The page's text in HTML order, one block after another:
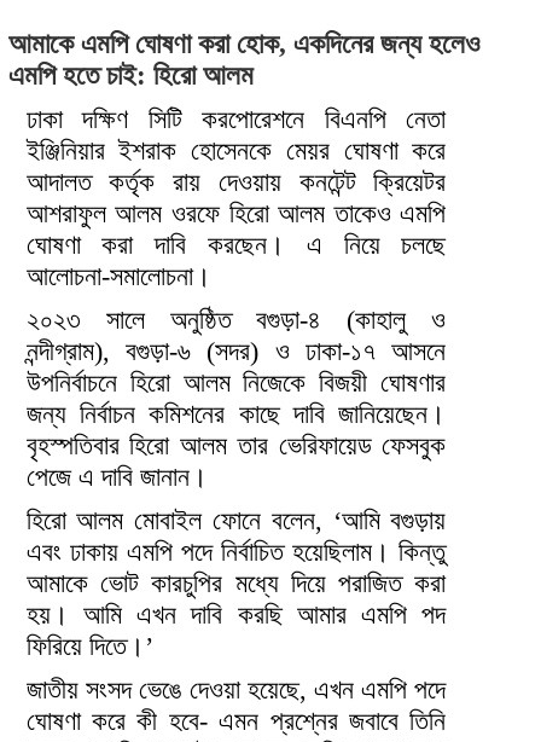
আমাকে এমপি ঘোষণা করা হোক, একদিনের জন্য হলেও
এমপি হতে চাই: হিরো আলম
ঢাকা দক্ষিণ সিটি করপোরেশনে বিএনপি নেতা
ইঞ্জিনিয়ার ইশরাক হোসেনকে মেয়র ঘোষণা করে
আদালত কর্তৃক রায় দেওয়ায় কনটেন্ট ক্রিয়েটর
আশরাফুল আলম ওরফে হিরো আলম তাকেও এমপি
ঘোষণা করা দাবি করছেন। এ নিয়ে চলছে
আলোচনা-সমালোচনা।
২০২৩ সালে অনুষ্ঠিত বগুড়া-৪ (কাহালু ও
নন্দীগ্রাম), বগুড়া-৬ (সদর) ও ঢাকা-১৭ আসনে
উপনির্বাচনে হিরো আলম নিজেকে বিজয়ী ঘোষণার
জন্য নির্বাচন কমিশনের কাছে দাবি জানিয়েছেন।
বৃহস্পতিবার হিরো আলম তার ভেরিফায়েড ফেসবুক
পেজে এ দাবি জানান।
হিরো আলম মোবাইল ফোনে বলেন, ‌‘আমি বগুড়ায়
এবং ঢাকায় এমপি পদে নির্বাচিত হয়েছিলাম। কিন্তু
আমাকে ভোট কারচুপির মধ্যে দিয়ে পরাজিত করা
হয়। আমি এখন দাবি করছি আমার এমপি পদ
ফিরিয়ে দিতে।’
জাতীয় সংসদ ভেঙে দেওয়া হয়েছে, এখন এমপি পদে
ঘোষণা করে কী হবে- এমন প্রশ্নের জবাবে তিনি